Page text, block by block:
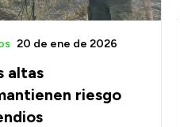
altas
riesgo
20 de ene de 2026